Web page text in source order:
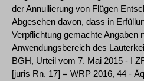
der Annullierung von Flügen
Abgesehen davon, dass in
Verpflichtung gemachte Angaben
Anwendungsbereich des
BGH, Urteil vom 7. Mai 2015 - I
[juris Rn. 17] = WRP 2016, 44 -